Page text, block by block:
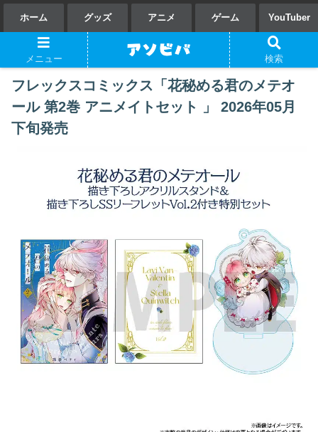
ホーム グッズ アニメ ゲーム YouTuber
フレックスコミックス「花秘める君のメテオ
ール 第2巻 アニメイトセット 」 2026年05月
下旬発売
メニュー 検索